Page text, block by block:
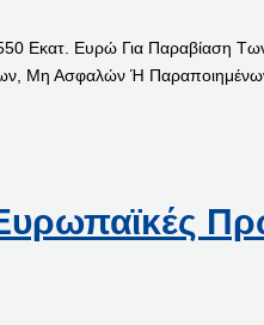
Ευρώ Για Παραβίαση
Μη Ασφαλών Ή